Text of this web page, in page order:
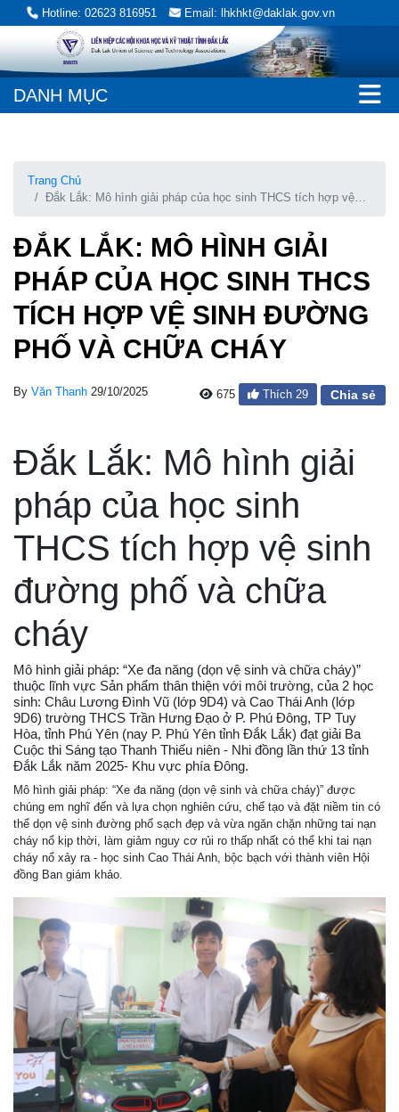
Hotline: 02623 816951 Email: lhkhkt@daklak.gov.vn
DANH MỤC
Trang Chủ
Đắk Lắk: Mô hình giải pháp của học sinh THCS tích hợp vệ
ĐẮK LẮK: MÔ HÌNH GIẢI
PHÁP CỦA HỌC SINH THCS
TÍCH HỢP VỆ SINH ĐƯỜNG
PHỐ VÀ CHỮA CHÁY
By Văn Thanh 29/10/2025 675 Thích 29 Chia sẻ
Đắk Lắk: Mô hình giải
pháp của học sinh
THCS tích hợp vệ sinh
đường phố và chữa
cháy
Mô hình giải pháp: “Xe đa năng (dọn vệ sinh và chữa cháy)”
thuộc lĩnh vực Sản phẩm thân thiện với môi trường, của 2 học
sinh: Châu Lương Đình Vũ (lớp 9D4) và Cao Thái Anh (lớp
9D6) trường THCS Trần Hưng Đạo ở P. Phú Đông, TP Tuy
Hòa, tỉnh Phú Yên (nay P. Phú Yên tỉnh Đắk Lắk) đạt giải Ba
Cuộc thi Sáng tạo Thanh Thiếu niên - Nhi đồng lần thứ 13 tỉnh
Đắk Lắk năm 2025- Khu vực phía Đông.
Mô hình giải pháp: “Xe đa năng (dọn vệ sinh và chữa cháy)” được
chúng em nghĩ đến và lựa chọn nghiên cứu, chế tạo và đặt niềm tin có
thể dọn vệ sinh đường phố sạch đẹp và vừa ngăn chặn những tai nạn
cháy nổ kịp thời, làm giảm nguy cơ rủi ro thấp nhất có thể khi tai nạn
cháy nổ xảy ra - học sinh Cao Thái Anh, bộc bạch với thành viên Hội
đồng Ban giám khảo.